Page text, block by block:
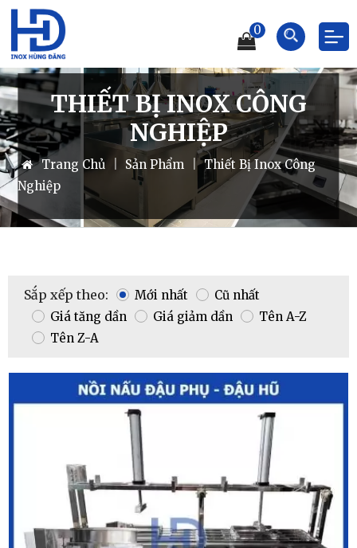
0
THIẾT BỊ INOX CÔNG
NGHIỆP
Trang Chủ Sản Phẩm | Thiết Bị Inox Công
Nghiệp
Sắp xếp theo: Mới nhất
Cũ nhất
Giá tăng dần
Giá giảm dần
Tên A-Z
Tên Z-A